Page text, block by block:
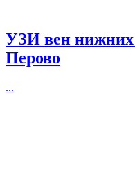
УЗИ вен нижних
Перово
...